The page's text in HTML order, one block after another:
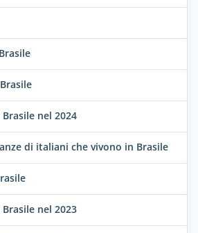
nel 2024
di italiani che vivono in Brasile
nel 2023